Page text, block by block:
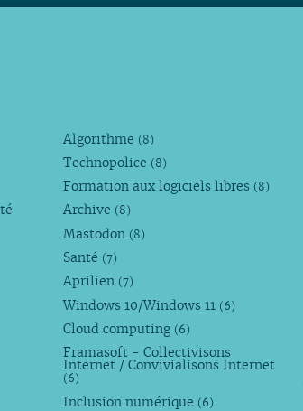
Algorithme (8)
Technopolice (8)
Formation aux logiciels libres (8)
Archive (8)
Mastodon (8)
Santé (7)
Aprilien (7)
Windows 10/Windows 11 (6)
Cloud computing (6)
Framasoft - Collectivisons
Internet / Convivialisons Internet
(6)
Inclusion numérique (6)